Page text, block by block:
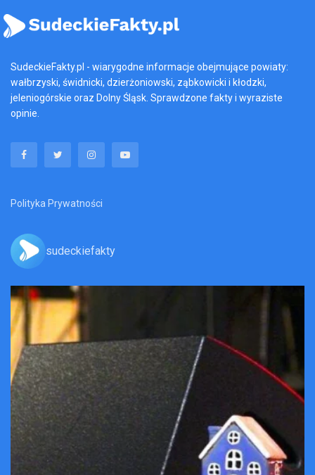
SudeckieFakty.pl - wiarygodne informacje obejmujące powiaty:
wałbrzyski, świdnicki, dzierżoniowski, ząbkowicki i kłodzki,
jeleniogórskie oraz Dolny Śląsk. Sprawdzone fakty i wyraziste
opinie.
Polityka Prywatności
sudeckiefakty